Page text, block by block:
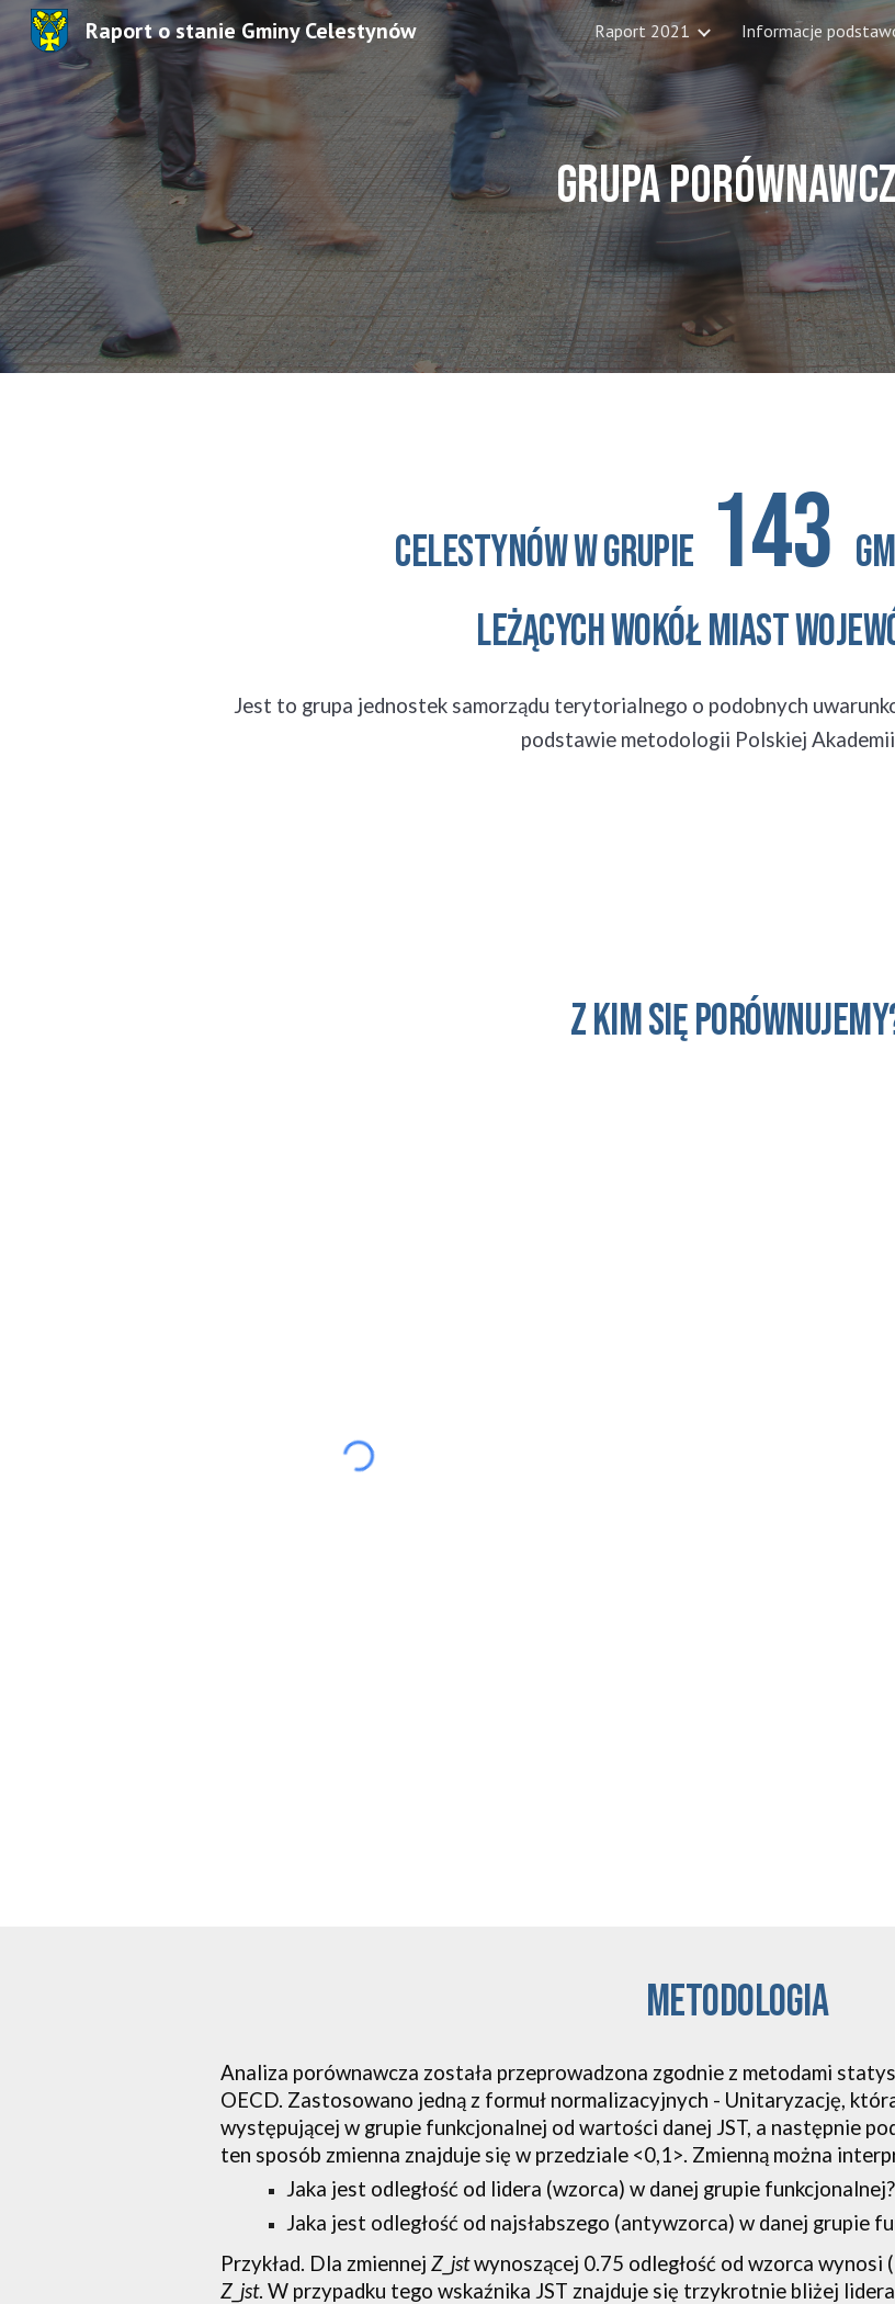
Skip to main content
Raport o stanie Gminy Celestynów Raport 2021 Informacje
GRUPA
Celestynów W GRUPIE 143
leżących WOKÓŁ MIAST
Jest to grupa jednostek samorządu terytorialnego o podobnych
podstawie metodologii Polskiej
Z kim się
metodologia
Analiza porównawcza została przeprowadzona zgodnie z metodami
OECD. Zastosowano jedną z formuł normalizacyjnych - Unitaryzację,
występującej w grupie funkcjonalnej od wartości danej JST, a następnie
ten sposób zmienna znajduje się w przedziale <0,1>. Zmienną można
Jaka jest odległość od lidera (wzorca) w danej grupie funkcjonalnej?
Jaka jest odległość od najsłabszego (antywzorca) w danej grupie
Przykład. Dla zmiennej Z_jst wynoszącej 0.75 odległość od wzorca wynosi
Z_jst. W przypadku tego wskaźnika JST znajduje się trzykrotnie bliżej